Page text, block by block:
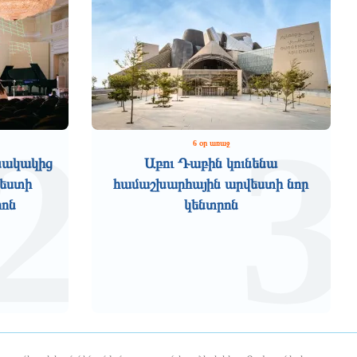
6 օր առաջ
Աբու Դաբին կունենա
համաշխարհային արվեստի նոր
կենտրոն3